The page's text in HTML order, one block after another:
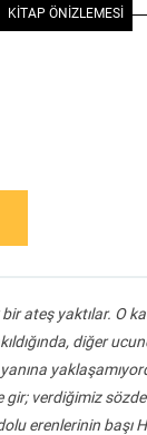
KİTAP ÖNİZLEMESİ
bir ateş yaktılar. O
diğer
yanına
gir; verdiğimiz
erenlerinin başı